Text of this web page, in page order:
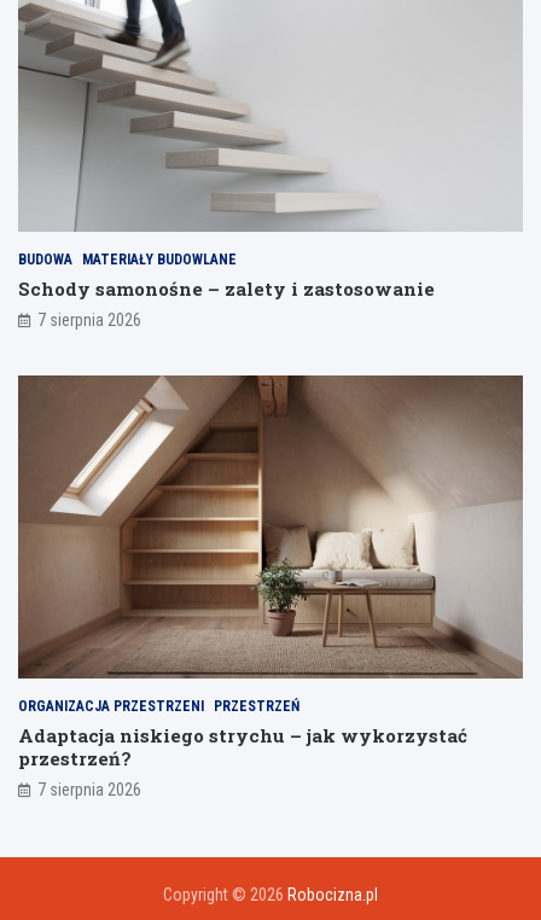
k
n
ą
n
i
a
BUDOWA MATERIAŁY BUDOWLANE
Schody samonośne – zalety i zastosowanie
7 sierpnia 2026
ORGANIZACJA PRZESTRZENI PRZESTRZEŃ
Adaptacja niskiego strychu – jak wykorzystać
przestrzeń?
7 sierpnia 2026
Copyright © 2026 Robocizna.pl